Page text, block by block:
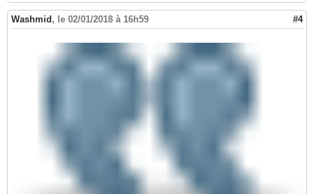
Washmid , le 02/01/2018 à 16h59 #4